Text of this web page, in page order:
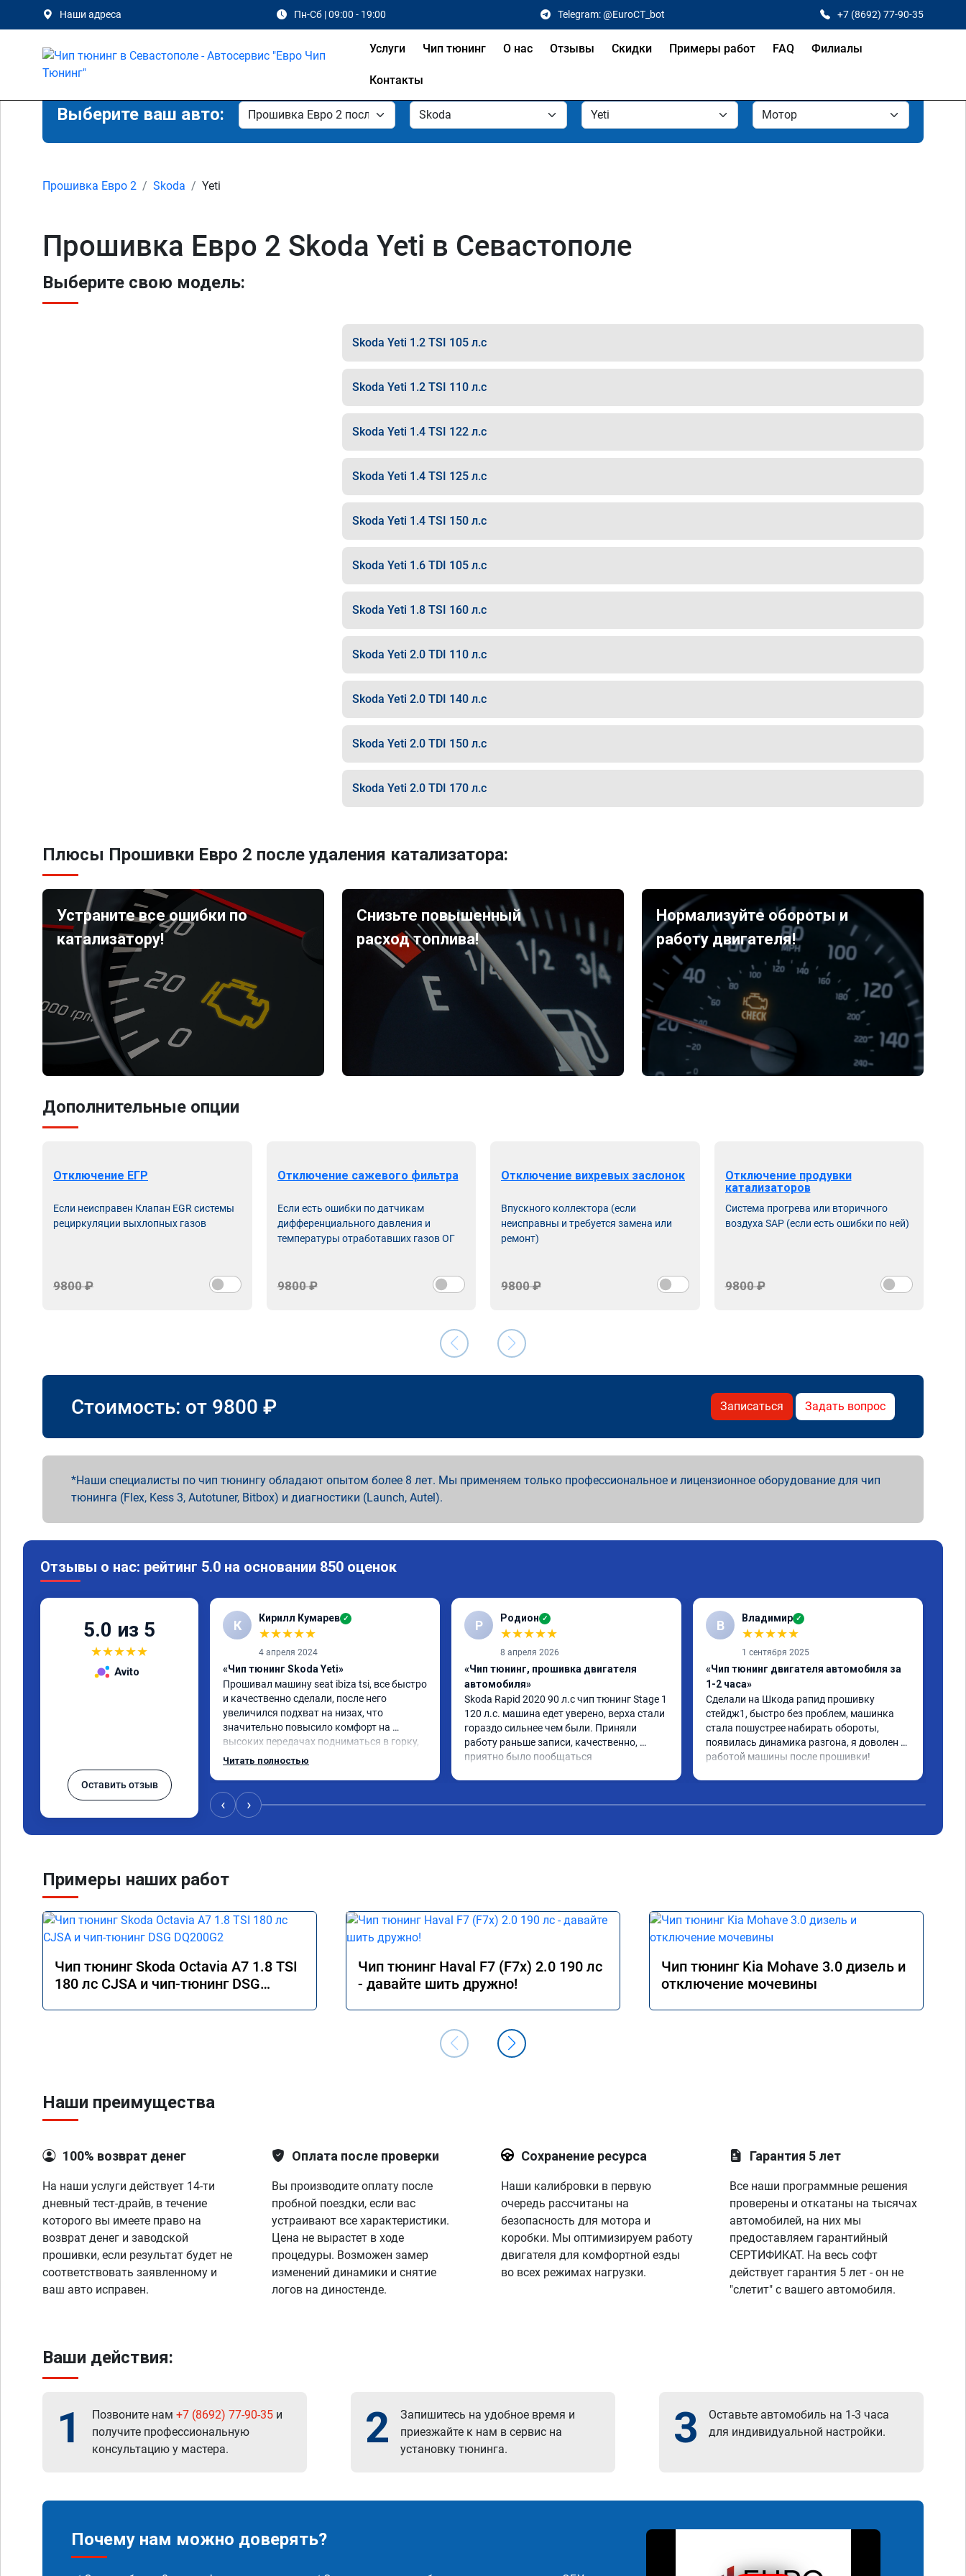
Наши адреса Пн-Сб | 09:00 - 19:00 Telegram: @EuroCT_bot +7 (8692) 77-90-35
Услуги Чип тюнинг О нас Отзывы Скидки Примеры работ FAQ Филиалы
Контакты
Выберите ваш авто:
Прошивка Евро 2 Skoda Yeti
Прошивка Евро 2 Skoda Yeti в Севастополе
Выберите свою модель:
Skoda Yeti 1.2 TSI 105 л.с
Skoda Yeti 1.2 TSI 110 л.с
Skoda Yeti 1.4 TSI 122 л.с
Skoda Yeti 1.4 TSI 125 л.с
Skoda Yeti 1.4 TSI 150 л.с
Skoda Yeti 1.6 TDI 105 л.с
Skoda Yeti 1.8 TSI 160 л.с
Skoda Yeti 2.0 TDI 110 л.с
Skoda Yeti 2.0 TDI 140 л.с
Skoda Yeti 2.0 TDI 150 л.с
Skoda Yeti 2.0 TDI 170 л.с
Плюсы Прошивки Евро 2 после удаления катализатора:
Устраните все ошибки по
катализатору!
Снизьте повышенный
расход топлива!
Нормализуйте обороты и
работу двигателя!
Дополнительные опции
Отключение ЕГР
Если неисправен Клапан EGR системы
рециркуляции выхлопных газов
9800 ₽
Отключение сажевого фильтра
Если есть ошибки по датчикам
дифференциального давления и
температуры отработавших газов ОГ
9800 ₽
Отключение вихревых заслонок
Впускного коллектора (если
неисправны и требуется замена или
ремонт)
9800 ₽
Отключение продувки
катализаторов
Система прогрева или вторичного
воздуха SAP (если есть ошибки по ней)
9800 ₽
Стоимость: от 9800 ₽ Записаться Задать вопрос
Наши специалисты по чип тюнингу обладают опытом более 8 лет. Мы применяем только профессиональное и лицензионное оборудование для чип
тюнинга (Flex, Kess 3, Autotuner, Bitbox) и диагностики (Launch, Autel).
Отзывы о нас: рейтинг 5.0 на основании 850 оценок
5.0 из 5
★★★★★
Avito
Оставить отзыв
К Кирилл Кумарев ✓
★★★★★
4 апреля 2024
«Чип тюнинг Skoda Yeti»
Прошивал машину seat ibiza tsi, все быстро
и качественно сделали, после него
увеличился подхват на низах, что
значительно повысило комфорт на
высоких передачах подниматься в горку,
услуга однозначно стоит своих денег.
Читать полностью
Р Родион ✓
★★★★★
8 апреля 2026
«Чип тюнинг, прошивка двигателя
автомобиля»
Skoda Rapid 2020 90 л.с чип тюнинг Stage 1
120 л.с. машина едет уверено, верха стали
гораздо сильнее чем были. Приняли
работу раньше записи, качественно,
приятно было пообщаться
В Владимир ✓
★★★★★
1 сентября 2025
«Чип тюнинг двигателя автомобиля за
1-2 часа»
Сделали на Шкода рапид прошивку
стейдж1, быстро без проблем, машинка
стала пошустрее набирать обороты,
появилась динамика разгона, я доволен
работой машины после прошивки!
‹ ›
Примеры наших работ
Чип тюнинг Skoda Octavia A7 1.8 TSI
180 лс CJSA и чип-тюнинг DSG
Чип тюнинг Haval F7 (F7x) 2.0 190 лс
- давайте шить дружно!
Чип тюнинг Kia Mohave 3.0 дизель и
отключение мочевины
Наши преимущества
100% возврат денег
На наши услуги действует 14-ти
дневный тест-драйв, в течение
которого вы имеете право на
возврат денег и заводской
прошивки, если результат будет не
соответствовать заявленному и
ваш авто исправен.
Оплата после проверки
Вы производите оплату после
пробной поездки, если вас
устраивают все характеристики.
Цена не вырастет в ходе
процедуры. Возможен замер
изменений динамики и снятие
логов на диностенде.
Сохранение ресурса
Наши калибровки в первую
очередь рассчитаны на
безопасность для мотора и
коробки. Мы оптимизируем работу
двигателя для комфортной езды
во всех режимах нагрузки.
Гарантия 5 лет
Все наши программные решения
проверены и откатаны на тысячах
автомобилей, на них мы
предоставляем гарантийный
СЕРТИФИКАТ. На весь софт
действует гарантия 5 лет - он не
"слетит" с вашего автомобиля.
Ваши действия:
1 Позвоните нам +7 (8692) 77-90-35 и
получите профессиональную
консультацию у мастера.
2
Запишитесь на удобное время и
приезжайте к нам в сервис на
установку тюнинга.
3
Оставьте автомобиль на 1-3 часа
для индивидуальной настройки.
Почему нам можно доверять?